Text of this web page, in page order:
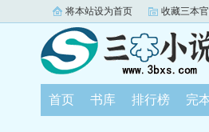
将本站设为首页 收藏三本
首页 书库 排行榜 完